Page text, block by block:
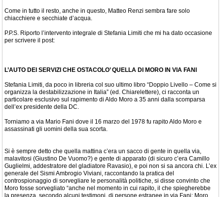
Come in tutto il resto, anche in questo, Matteo Renzi sembra fare solo
chiacchiere e secchiate d’acqua.
P.P.S. Riporto l’intervento integrale di Stefania Limiti che mi ha dato occasione
per scrivere il post:
L’AUTO DEI SERVIZI CHE OSTACOLO’ QUELLA DI MORO IN VIA FANI
Stefania Limiti, da poco in libreria col suo ultimo libro “Doppio Livello – Come si
organizza la destabilizzazione in Italia” (ed. Chiarelettere), ci racconta un
particolare esclusivo sul rapimento di Aldo Moro a 35 anni dalla scomparsa
dell’ex presidente della DC.
Torniamo a via Mario Fani dove il 16 marzo del 1978 fu rapito Aldo Moro e
assassinati gli uomini della sua scorta.
Si è sempre detto che quella mattina c’era un sacco di gente in quella via,
malavitosi (Giustino De Vuomo?) e gente di apparato (di sicuro c’era Camillo
Guglielmi, addestratore del gladiatore Ravasio), e poi non si sa ancora chi. L’ex
generale del Sismi Ambrogio Viviani, raccontando la pratica del
controspionaggio di sorvegliare le personalità politiche, si disse convinto che
Moro fosse sorvegliato “anche nel momento in cui rapito, il che spiegherebbe
la presenza, secondo alcuni testimoni, di persone estranee in via Fani: Moro